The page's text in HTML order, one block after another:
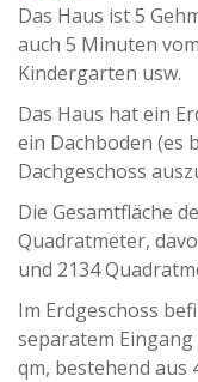
Das Haus ist 5
auch 5 Minuten
Kindergarten usw.
Das Haus hat ein
ein Dachboden (es
Dachgeschoss
Die Gesamtfläche
Quadratmeter,
und 2134
Im Erdgeschoss
separatem
qm, bestehend aus